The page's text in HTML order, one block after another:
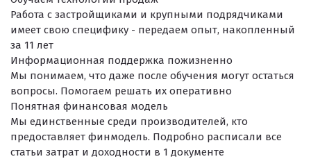
Работа с застройщиками и крупными подрядчиками
имеет свою специфику - передаем опыт, накопленный
за 11 лет
Информационная поддержка пожизненно
Мы понимаем, что даже после обучения могут остаться
вопросы. Помогаем решать их оперативно
Понятная финансовая модель
Мы единственные среди производителей, кто
предоставляет финмодель. Подробно расписали все
статьи затрат и доходности в 1 документе